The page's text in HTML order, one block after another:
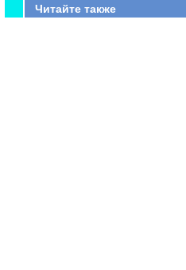
Читайте также